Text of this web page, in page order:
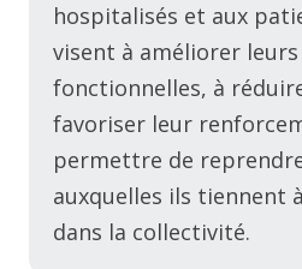
hospitalisés et aux
visent à améliorer
fonctionnelles, à
favoriser leur
permettre de
auxquelles ils tiennent
dans la collectivité.